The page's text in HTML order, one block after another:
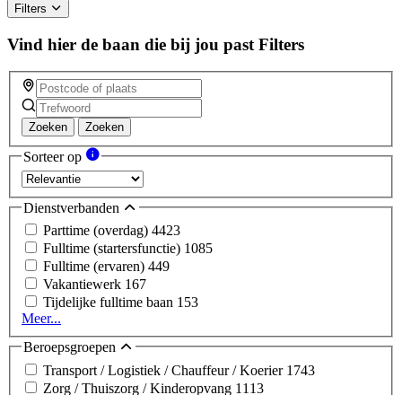
Filters
Vind hier de baan die bij jou past Filters
Zoeken Zoeken
Sorteer op
Dienstverbanden
Parttime (overdag) 4423
Fulltime (startersfunctie) 1085
Fulltime (ervaren) 449
Vakantiewerk 167
Tijdelijke fulltime baan 153
Meer...
Beroepsgroepen
Transport / Logistiek / Chauffeur / Koerier 1743
Zorg / Thuiszorg / Kinderopvang 1113